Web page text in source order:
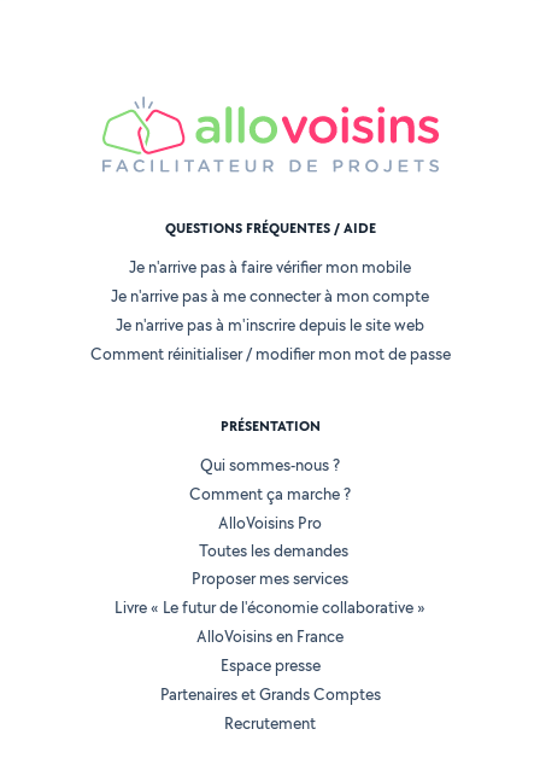
QUESTIONS FRÉQUENTES / AIDE
Je n'arrive pas à faire vérifier mon mobile
Je n'arrive pas à me connecter à mon compte
Je n'arrive pas à m'inscrire depuis le site web
Comment réinitialiser / modifier mon mot de passe
PRÉSENTATION
Qui sommes-nous ?
Comment ça marche ?
AlloVoisins Pro
Toutes les demandes
Proposer mes services
Livre « Le futur de l'économie collaborative »
AlloVoisins en France
Espace presse
Partenaires et Grands Comptes
Recrutement